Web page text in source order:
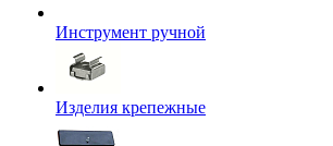
Инструмент ручной
Изделия крепежные